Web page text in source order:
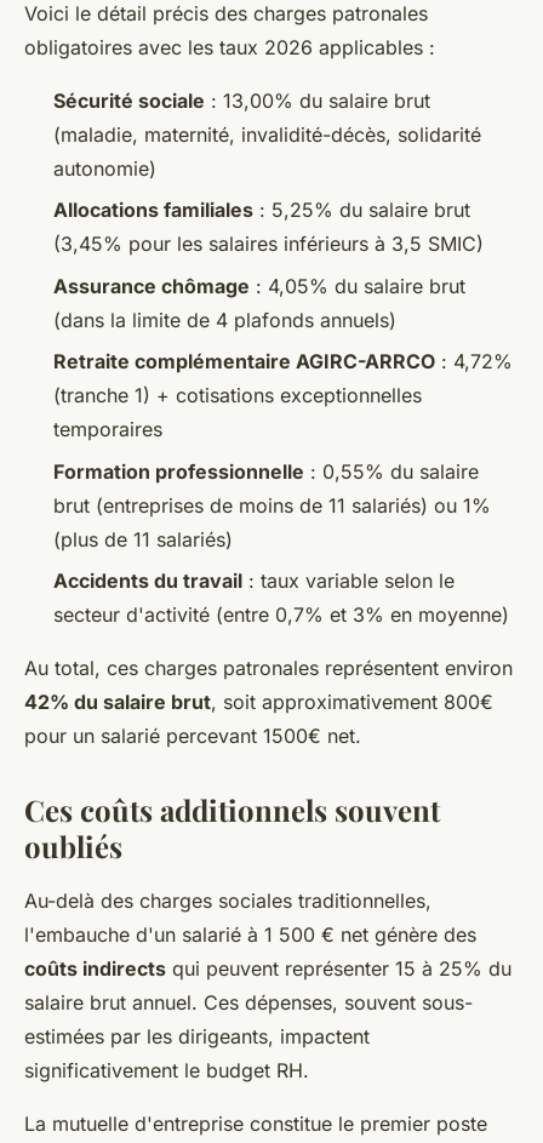
Voici le détail précis des charges patronales
obligatoires avec les taux 2026 applicables :
Sécurité sociale : 13,00% du salaire brut
(maladie, maternité, invalidité-décès, solidarité
autonomie)
Allocations familiales : 5,25% du salaire brut
(3,45% pour les salaires inférieurs à 3,5 SMIC)
Assurance chômage : 4,05% du salaire brut
(dans la limite de 4 plafonds annuels)
Retraite complémentaire AGIRC-ARRCO : 4,72%
(tranche 1) + cotisations exceptionnelles
temporaires
Formation professionnelle : 0,55% du salaire
brut (entreprises de moins de 11 salariés) ou 1%
(plus de 11 salariés)
Accidents du travail : taux variable selon le
secteur d'activité (entre 0,7% et 3% en moyenne)
Au total, ces charges patronales représentent environ
42% du salaire brut, soit approximativement 800€
pour un salarié percevant 1500€ net.
Ces coûts additionnels souvent
oubliés
Au-delà des charges sociales traditionnelles,
l'embauche d'un salarié à 1 500 € net génère des
coûts indirects qui peuvent représenter 15 à 25% du
salaire brut annuel. Ces dépenses, souvent sous-
estimées par les dirigeants, impactent
significativement le budget RH.
La mutuelle d'entreprise constitue le premier poste